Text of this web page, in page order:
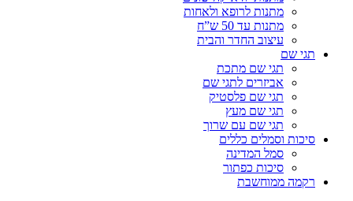
מתנות לרופא ולאחות
מתנות עד 50 ש”ח
עיצוב החדר והבית
תגי שם
תגי שם מתכת
אביזרים לתגי שם
תגי שם פלסטיק
תגי שם מעץ
תגי שם עם שרוך
סיכות וסמלים כללים
סמל המדינה
סיכות כפתור
רקמה ממוחשבת